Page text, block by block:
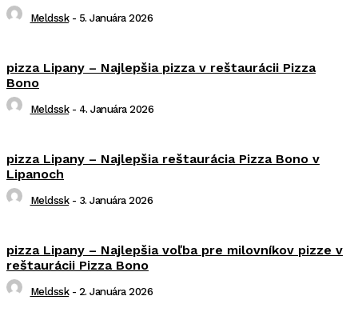
Meldssk - 5. Januára 2026
pizza Lipany – Najlepšia pizza v reštaurácii Pizza
Bono
Meldssk - 4. Januára 2026
pizza Lipany – Najlepšia reštaurácia Pizza Bono v
Lipanoch
Meldssk - 3. Januára 2026
pizza Lipany – Najlepšia voľba pre milovníkov pizze v
reštaurácii Pizza Bono
Meldssk - 2. Januára 2026